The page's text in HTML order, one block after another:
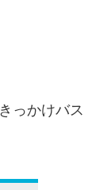
きっかけバス